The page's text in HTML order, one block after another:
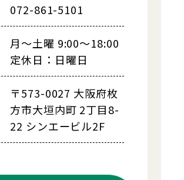
072-861-5101
月～土曜 9:00～18:00
定休日：日曜日
〒573-0027 大阪府枚
方市大垣内町 2丁目8-
22 シンエービル2F